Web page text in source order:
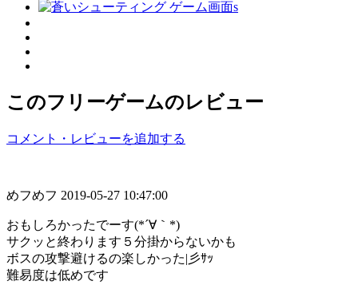
このフリーゲームのレビュー
コメント・レビューを追加する
めフめフ 2019-05-27 10:47:00
おもしろかったでーす(*´∀｀*)
サクッと終わります５分掛からないかも
ボスの攻撃避けるの楽しかった|彡ｻｯ
難易度は低めです